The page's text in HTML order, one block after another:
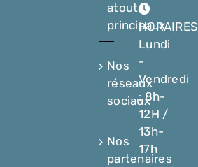
atouts
principaux
Nos
réseaux
sociaux
Nos
partenaires
HORAIRES
Lundi
-
Vendredi
: 8h-
12H /
13h-
17h